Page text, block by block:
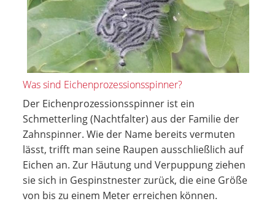
Was sind Eichenprozessionsspinner?
Der Eichenprozessionsspinner ist ein
Schmetterling (Nachtfalter) aus der Familie der
Zahnspinner. Wie der Name bereits vermuten
lässt, trifft man seine Raupen ausschließlich auf
Eichen an. Zur Häutung und Verpuppung ziehen
sie sich in Gespinstnester zurück, die eine Größe
von bis zu einem Meter erreichen können.